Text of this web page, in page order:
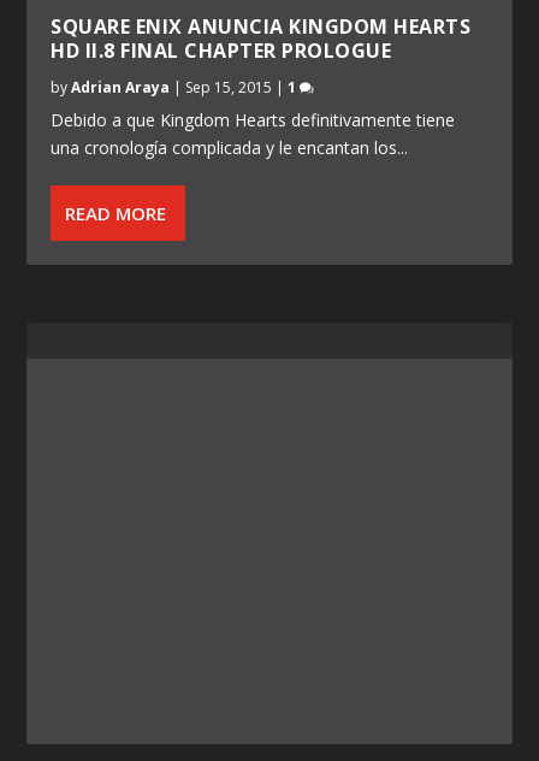
SQUARE ENIX ANUNCIA KINGDOM HEARTS
HD II.8 FINAL CHAPTER PROLOGUE
byAdrian Araya | Sep 15, 2015 |1
Debido a que Kingdom Hearts definitivamente tiene
una cronología complicada y le encantan los...
READ MORE